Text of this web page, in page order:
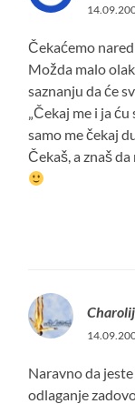
Čekaćemo
Možda malo
saznanju da će
„Čekaj me i ja
samo me čekaj
Čekaš, a znaš
Naravno da
odlaganje